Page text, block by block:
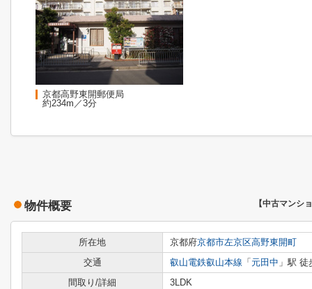
京都高野東開郵便局
約234m／3分
物件概要 【中古マンシ
所在地 京都府京都市左京区高野東開町
交通
叡山電鉄叡山本線 「 元田中 」駅 徒
間取り/詳細
3LDK